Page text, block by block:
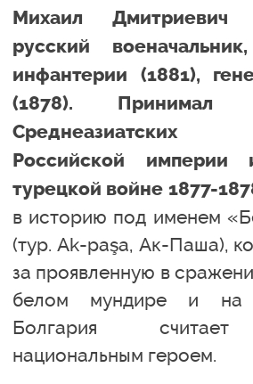
Михаил
русский
инфантерии (1881),
(1878). Принимал
Среднеазиатских
Российской
турецкой войне 1877-
в историю под именем
(тур. Ak-paşa, Ак-Паша),
за проявленную в
белом мундире и на
Болгария считает
национальным героем.